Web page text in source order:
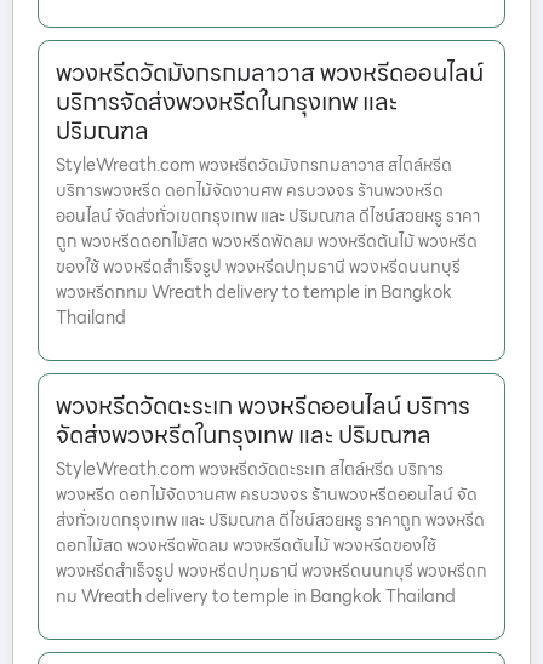
พวงหรีดวัดมังกรกมลาวาส พวงหรีดออนไลน์
บริการจัดส่งพวงหรีดในกรุงเทพ และ
ปริมณฑล
StyleWreath.com พวงหรีดวัดมังกรกมลาวาส สไตล์หรีด
บริการพวงหรีด ดอกไม้จัดงานศพ ครบวงจร ร้านพวงหรีด
ออนไลน์ จัดส่งทั่วเขตกรุงเทพ และ ปริมณฑล ดีไซน์สวยหรู ราคา
ถูก พวงหรีดดอกไม้สด พวงหรีดพัดลม พวงหรีดต้นไม้ พวงหรีด
ของใช้ พวงหรีดสำเร็จรูป พวงหรีดปทุมธานี พวงหรีดนนทบุรี
พวงหรีดกทม Wreath delivery to temple in Bangkok
Thailand
พวงหรีดวัดตะระเก พวงหรีดออนไลน์ บริการ
จัดส่งพวงหรีดในกรุงเทพ และ ปริมณฑล
StyleWreath.com พวงหรีดวัดตะระเก สไตล์หรีด บริการ
พวงหรีด ดอกไม้จัดงานศพ ครบวงจร ร้านพวงหรีดออนไลน์ จัด
ส่งทั่วเขตกรุงเทพ และ ปริมณฑล ดีไซน์สวยหรู ราคาถูก พวงหรีด
ดอกไม้สด พวงหรีดพัดลม พวงหรีดต้นไม้ พวงหรีดของใช้
พวงหรีดสำเร็จรูป พวงหรีดปทุมธานี พวงหรีดนนทบุรี พวงหรีดก
ทม Wreath delivery to temple in Bangkok Thailand